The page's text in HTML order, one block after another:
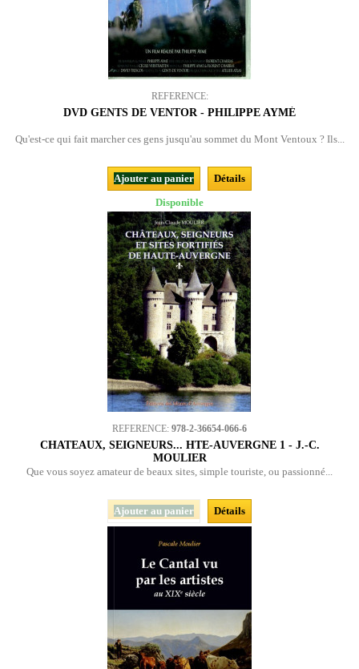
REFERENCE:
DVD GENTS DE VENTOR - PHILIPPE AYMÉ
Qu'est-ce qui fait marcher ces gens jusqu'au sommet du Mont Ventoux ? Ils...
Ajouter au panier
Détails
Disponible
REFERENCE: 978-2-36654-066-6
CHATEAUX, SEIGNEURS... HTE-AUVERGNE 1 - J.-C.
MOULIER
Que vous soyez amateur de beaux sites, simple touriste, ou passionné...
Ajouter au panier Détails